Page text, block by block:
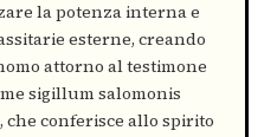
la potenza interna e
esterne, creando
attorno al testimone
sigillum salomonis
conferisce allo spirito